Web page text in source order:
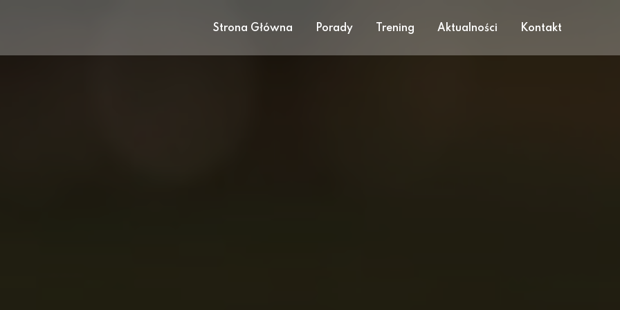
Strona Główna Porady Trening Aktualności Kontakt